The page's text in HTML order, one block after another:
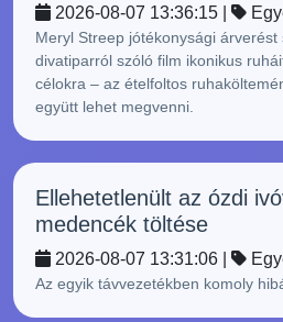
2026-08-07 13:36:15 |
Meryl Streep jótékonysági
divatiparról szóló film ikonikus
célokra – az ételfoltos
együtt lehet megvenni.
Ellehetetlenült az ózdi
medencék töltése
2026-08-07 13:31:06 |
Az egyik távvezetékben komoly